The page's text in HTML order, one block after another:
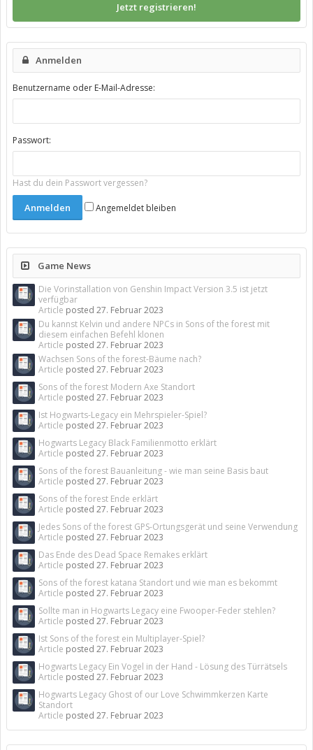
Jetzt registrieren!
Anmelden
Benutzername oder E-Mail-Adresse:
Passwort:
Hast du dein Passwort vergessen?
Angemeldet bleiben
Game News
Die Vorinstallation von Genshin Impact Version 3.5 ist jetzt
verfügbar
Article posted 27. Februar 2023
Du kannst Kelvin und andere NPCs in Sons of the forest mit
diesem einfachen Befehl klonen
Article posted 27. Februar 2023
Wachsen Sons of the forest-Bäume nach?
Article posted 27. Februar 2023
Sons of the forest Modern Axe Standort
Article posted 27. Februar 2023
Ist Hogwarts-Legacy ein Mehrspieler-Spiel?
Article posted 27. Februar 2023
Hogwarts Legacy Black Familienmotto erklärt
Article posted 27. Februar 2023
Sons of the forest Bauanleitung - wie man seine Basis baut
Article posted 27. Februar 2023
Sons of the forest Ende erklärt
Article posted 27. Februar 2023
Jedes Sons of the forest GPS-Ortungsgerät und seine Verwendung
Article posted 27. Februar 2023
Das Ende des Dead Space Remakes erklärt
Article posted 27. Februar 2023
Sons of the forest katana Standort und wie man es bekommt
Article posted 27. Februar 2023
Sollte man in Hogwarts Legacy eine Fwooper-Feder stehlen?
Article posted 27. Februar 2023
Ist Sons of the forest ein Multiplayer-Spiel?
Article posted 27. Februar 2023
Hogwarts Legacy Ein Vogel in der Hand - Lösung des Türrätsels
Article posted 27. Februar 2023
Hogwarts Legacy Ghost of our Love Schwimmkerzen Karte
Standort
Article posted 27. Februar 2023